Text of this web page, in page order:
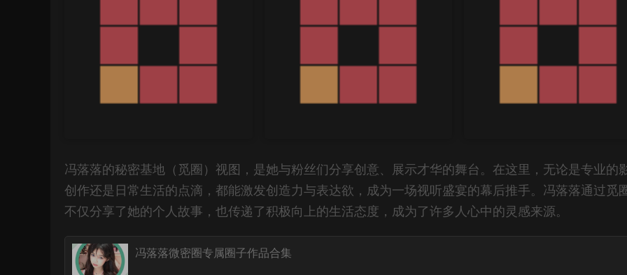
冯落落的秘密基地（觅圈）视图，是她与粉丝们分享创意、展示才华的舞台。在这里，无论是专业的
创作还是日常生活的点滴，都能激发创造力与表达欲，成为一场视听盛宴的幕后推手。冯落落通过觅
不仅分享了她的个人故事，也传递了积极向上的生活态度，成为了许多人心中的灵感来源。
冯落落微密圈专属圈子作品合集